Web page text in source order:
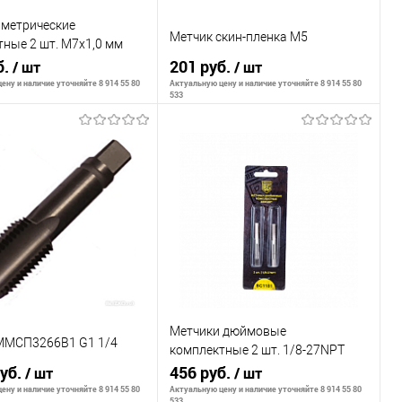
2 шт. М7х1,0 мм
/ шт
и наличие уточняйте 8 914 55 80
В корзину
Метчик скин-пленка М5
201 руб./ шт
Актуальную цену и наличие уточняйте 8 914 55 80
533
В корзину
К сравнению
В избранное
G1 1/4
/ шт
и наличие уточняйте 8 914 55 80
Метчики дюймовые
комплектные 2 шт. 1/8-27NPT
BERGER BG1181
456 руб./ шт
Актуальную цену и наличие уточняйте 8 914 55 80